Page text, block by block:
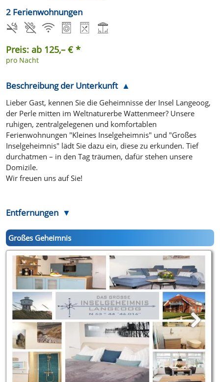
2 Ferienwohnungen
Preis: ab 125,– € *
pro Nacht
Beschreibung der Unterkunft
Lieber Gast, kennen Sie die Geheimnisse der Insel Langeoog,
der Perle mitten im Weltnaturerbe Wattenmeer? Unsere
ruhigen, zentralgelegenen und komfortablen
Ferienwohnungen "Kleines Inselgeheimnis" und "Großes
Inselgeheimnis" lädt Sie dazu ein, diese zu erkunden. Tief
durchatmen – in den Tag träumen, dafür stehen unsere
Domizile.
Wir freuen uns auf Sie!
Entfernungen
Großes Geheimnis